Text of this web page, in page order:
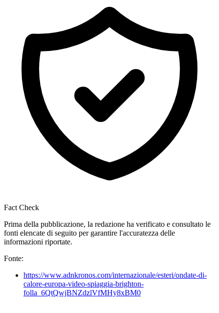
Fact Check
Prima della pubblicazione, la redazione ha verificato e consultato le
fonti elencate di seguito per garantire l'accuratezza delle
informazioni riportate.
Fonte:
https://www.adnkronos.com/internazionale/esteri/ondate-di-
calore-europa-video-spiaggia-brighton-
folla_6QtQwjBNZdzlVfMHy8xBM0